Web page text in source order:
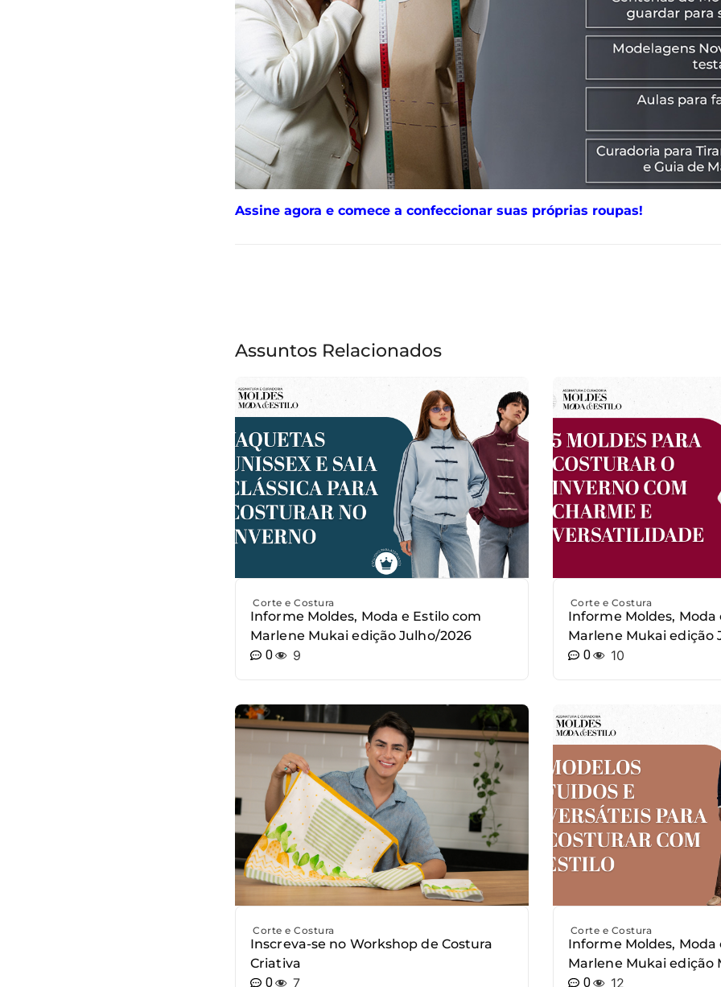
Assine agora e comece a confeccionar suas próprias roupas!
Assuntos Relacionados
Corte e Costura
Informe Moldes, Moda e Estilo com
Marlene Mukai edição Julho/2026
0
9
Corte e Costura
Informe Moldes, Moda
Marlene Mukai edição
0
10
Corte e Costura
Inscreva-se no Workshop de Costura
Criativa
0
7
Corte e Costura
Informe Moldes, Moda
Marlene Mukai edição
0
12